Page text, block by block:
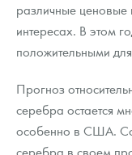
Флот: ледоколы и
Жетоны
Ювелирные изделия
Политика
Политика
Положение по
Пресс-служба
различные ценовые
интересах. В этом
положительными
Прогноз
серебра остается
особенно в США.